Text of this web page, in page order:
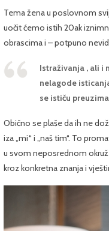
Tema žena u poslovnom
uočit ćemo istih 20ak
obrascima i – potpuno
Istraživanja , ali i
nelagode
se ističu
Obično se plaše da ih ne
iza „mi“ i „naš tim“. To
u svom neposrednom
kroz konkretna znanja i